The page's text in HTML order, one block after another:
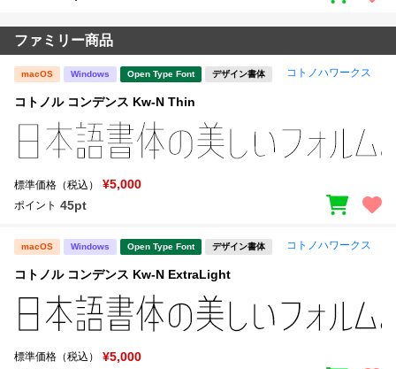
ファミリー商品
macOS Windows Open Type Font デザイン書体 コトノハワークス
コトノル コンデンス Kw-N Thin
標準価格（税込） ¥5,000
ポイント 45pt
macOS Windows Open Type Font デザイン書体 コトノハワークス
コトノル コンデンス Kw-N ExtraLight
標準価格（税込） ¥5,000